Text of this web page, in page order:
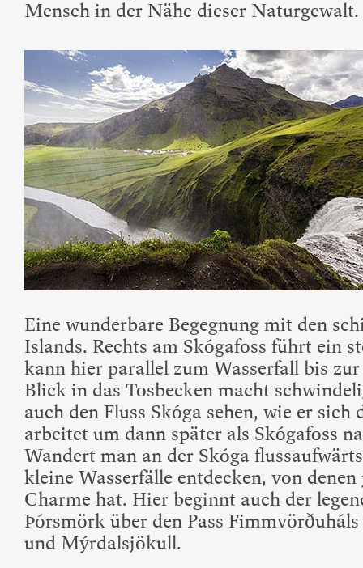
Mensch in der Nähe dieser Naturgewalt.
Eine wunderbare Begegnung mit den
Islands. Rechts am Skógafoss führt ein
kann hier parallel zum Wasserfall bis
Blick in das Tosbecken macht
auch den Fluss Skóga sehen, wie er sich
arbeitet um dann später als Skógafoss
Wandert man an der Skóga
kleine Wasserfälle entdecken, von denen
Charme hat. Hier beginnt auch der
Þórsmörk über den Pass
und Mýrdalsjökull.